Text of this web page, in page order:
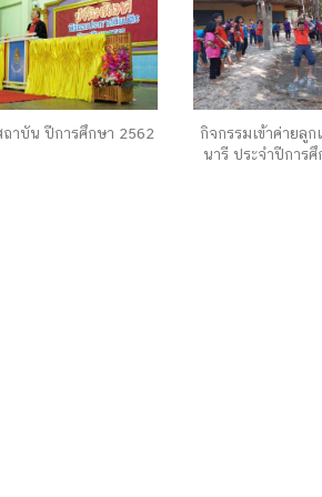
ถาบัน ปีการศึกษา 2562
กิจกรรมเข้าค่ายลูก
นารี ประจำปีการ